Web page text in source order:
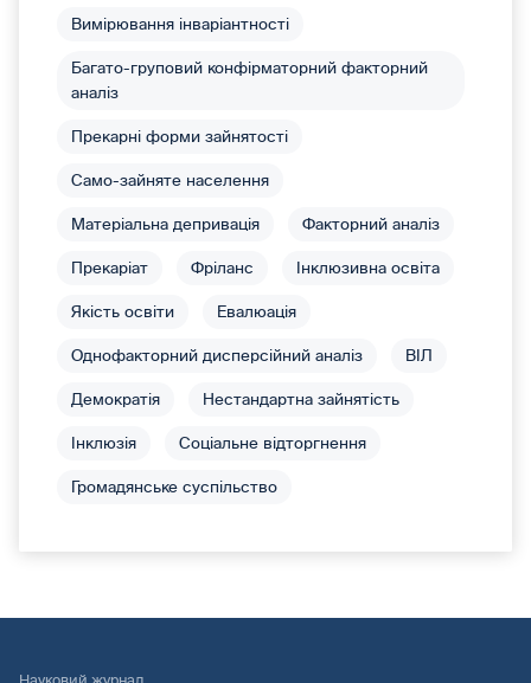
Вимірювання інваріантності
Багато-груповий конфірматорний факторний
аналіз
Прекарні форми зайнятості
Само-зайняте населення
Матеріальна депривація Факторний аналіз
Прекаріат Фріланс Інклюзивна освіта
Якість освіти Евалюація
Однофакторний дисперсійний аналіз ВІЛ
Демократія Нестандартна зайнятість
Інклюзія Соціальне відторгнення
Громадянське суспільство